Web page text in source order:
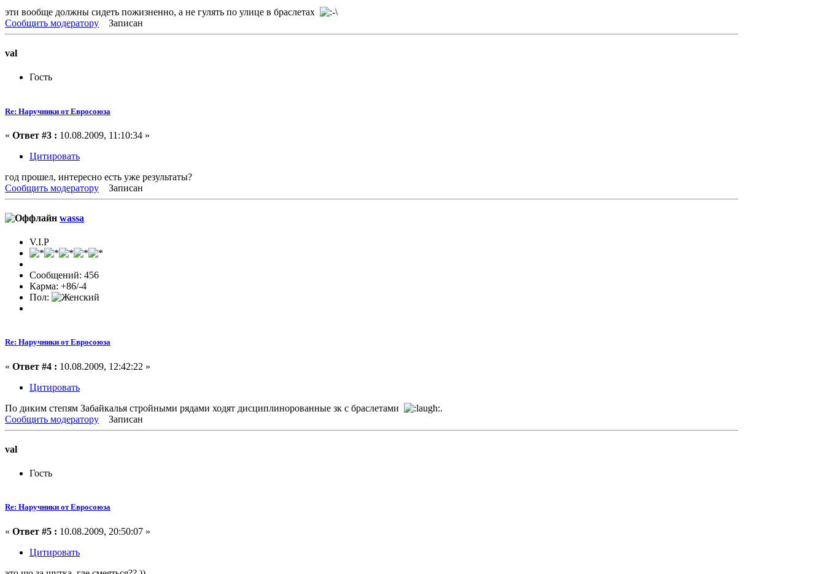
эти вообще должны сидеть пожизненно, а не гулять по улице в браслетах
Сообщить модератору
Записан
val
Гость
Re: Наручники от Евросоюза
« Ответ #3 : 10.08.2009, 11:10:34 »
Цитировать
год прошел, интересно есть уже результаты?
Сообщить модератору
Записан
wassa
V.I.P
Сообщений: 456
Карма: +86/-4
Пол:
Re: Наручники от Евросоюза
« Ответ #4 : 10.08.2009, 12:42:22 »
Цитировать
По диким степям Забайкалья стройными рядами ходят дисциплинорованные зк с браслетами
.
Сообщить модератору
Записан
val
Гость
Re: Наручники от Евросоюза
« Ответ #5 : 10.08.2009, 20:50:07 »
Цитировать